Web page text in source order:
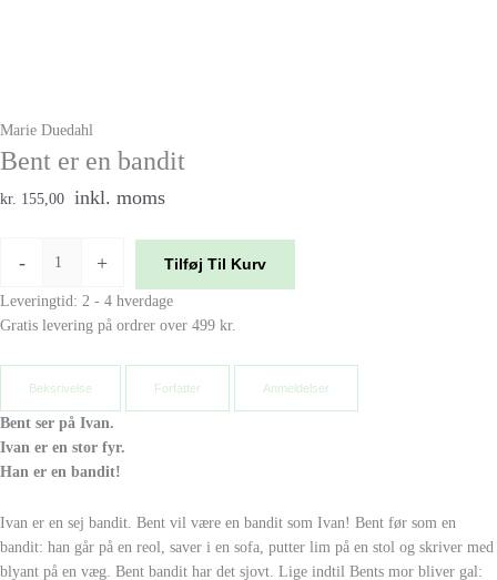
Marie Duedahl
Bent er en bandit
kr. 155,00 inkl. moms
- + Tilføj Til Kurv
Leveringtid: 2 - 4 hverdage
Gratis levering på ordrer over 499 kr.
Beksrivelse Forfatter Anmeldelser
Bent ser på Ivan.
Ivan er en stor fyr.
Han er en bandit!
Ivan er en sej bandit. Bent vil være en bandit som Ivan! Bent før som en
bandit: han går på en reol, saver i en sofa, putter lim på en stol og skriver med
blyant på en væg. Bent bandit har det sjovt. Lige indtil Bents mor bliver gal: